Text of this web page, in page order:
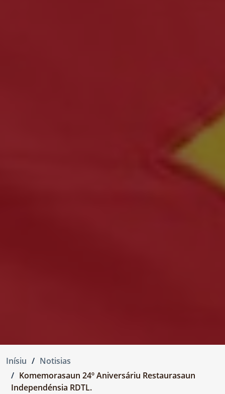
Inísiu
Notisias
Komemorasaun 24º Aniversáriu Restaurasaun
Independénsia RDTL.